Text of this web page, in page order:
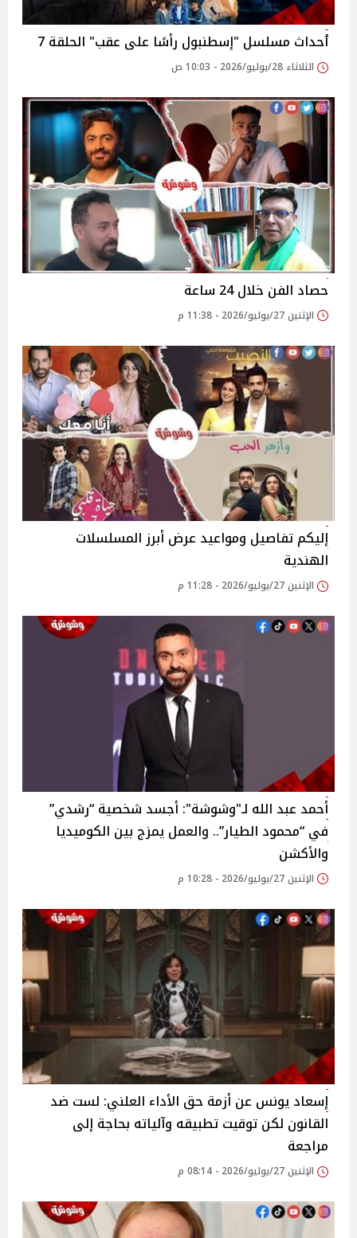
ٲحداث مسلسل "إسطنبول رأسًا على عقب" الحلقة 7
الثلاثاء 28/يوليو/2026 - 10:03 ص
حصاد الفن خلال 24 ساعة
الإثنين 27/يوليو/2026 - 11:38 م
إليكم تفاصيل ومواعيد عرض أبرز المسلسلات
الهندية
الإثنين 27/يوليو/2026 - 11:28 م
أحمد عبد الله لـ"وشوشة": أجسد شخصية “رشدي”
في “محمود الطيار”.. والعمل يمزج بين الكوميديا
والأكشن
الإثنين 27/يوليو/2026 - 10:28 م
إسعاد يونس عن أزمة حق الأداء العلني: لست ضد
القانون لكن توقيت تطبيقه وآلياته بحاجة إلى
مراجعة
الإثنين 27/يوليو/2026 - 08:14 م